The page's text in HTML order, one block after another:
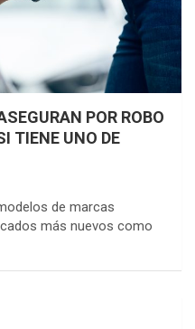
POR ROBO
TIENE UNO DE
de marcas
más nuevos como